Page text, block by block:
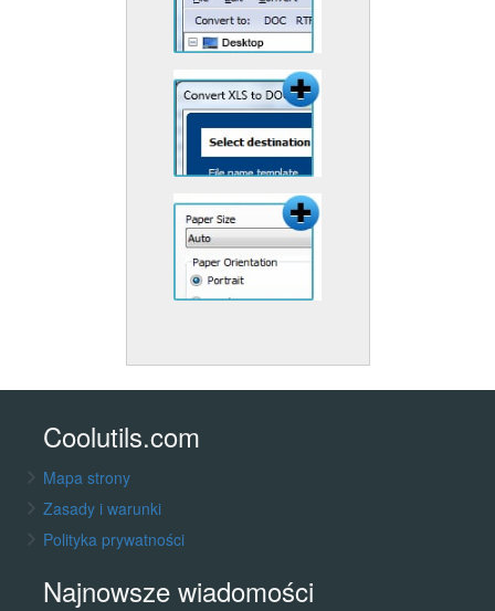
Coolutils.com
Mapa strony
Zasady i warunki
Polityka prywatności
Najnowsze wiadomości